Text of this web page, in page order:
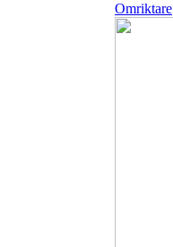
Omriktare